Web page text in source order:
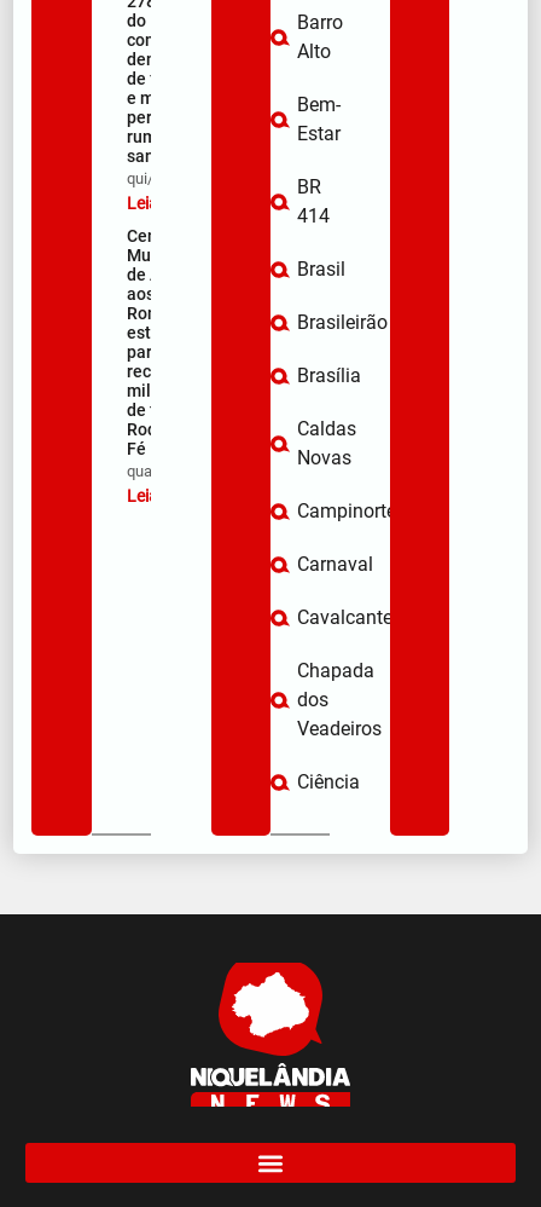
do Muquém
começa com
demonstração
de fé, emoção
e milhares de
peregrinos
rumo ao
santuário
qui/08/2026
Leia mais »
Centro
Municipal
de Apoio
aos
Romeiros
está pronto
para
receber
milhares
de fiéis na
Rodovia da
Fé
qua/08/2026
Leia mais »
Barro
Alto
Bem-
Estar
BR
414
Brasil
Brasileirão
Brasília
Caldas
Novas
Campinorte
Carnaval
Cavalcante
Chapada
dos
Veadeiros
Ciência